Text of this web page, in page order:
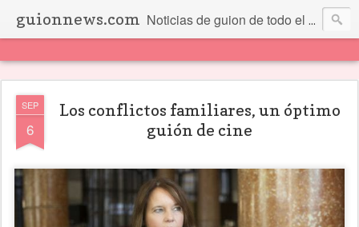
guionnews.com Noticias de guion de todo el mundo... Y más.
SEP
6
Los conflictos familiares, un óptimo
guión de cine